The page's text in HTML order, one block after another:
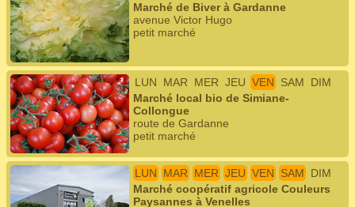
Marché de Biver à Gardanne
avenue Victor Hugo
petit marché
LUN MAR MER JEU VEN SAM
DIM
Marché local bio de Simiane-
Collongue
route de Gardanne
petit marché
LUN MAR MER JEU VEN SAM
DIM
Marché coopératif agricole Couleurs
Paysannes à Venelles